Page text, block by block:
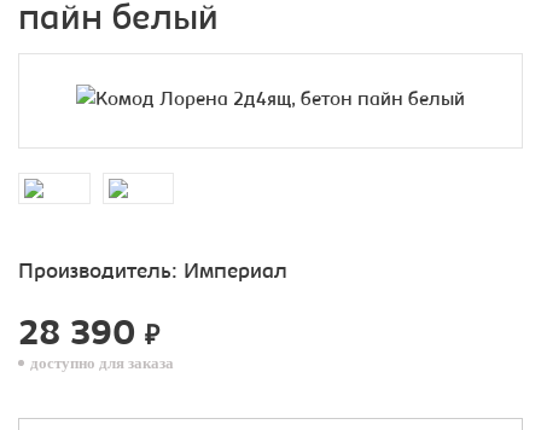
пайн белый
Производитель: Империал
28 390 ₽
доступно для заказа